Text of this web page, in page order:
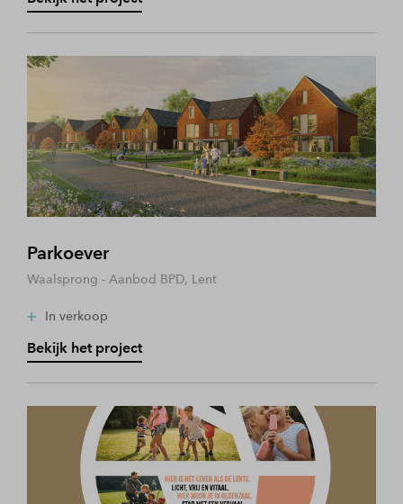
Parkoever
Waalsprong - Aanbod BPD, Lent
In verkoop
Bekijk het project